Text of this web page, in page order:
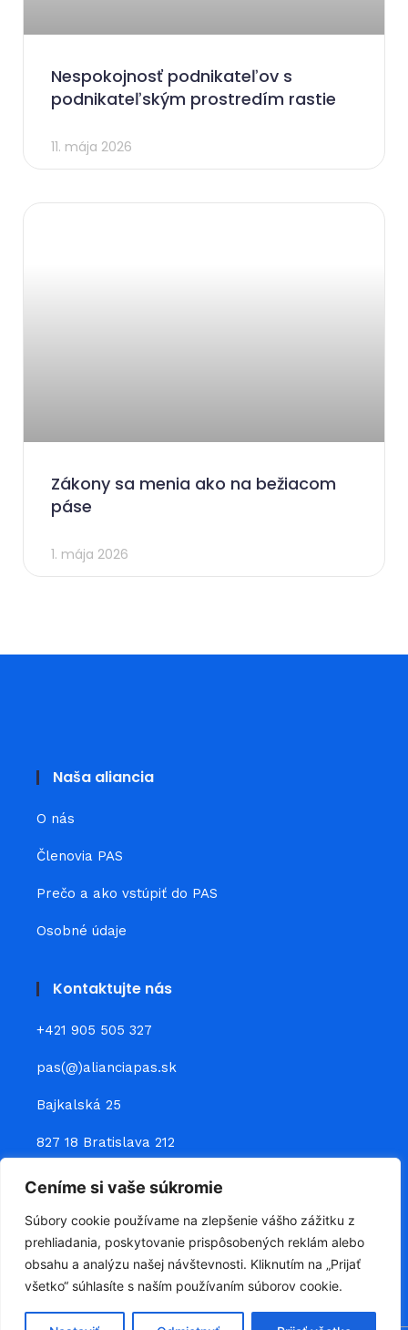
Ceníme si vaše súkromie
Súbory cookie používame na zlepšenie vášho zážitku z
prehliadania, poskytovanie prispôsobených reklám alebo
obsahu a analýzu našej návštevnosti. Kliknutím na „Prijať
všetko“ súhlasíte s naším používaním súborov cookie.
Nespokojnosť podnikateľov s
podnikateľským prostredím rastie
11. mája 2026
Zákony sa menia ako na bežiacom
páse
1. mája 2026
Naša aliancia
O nás
Členovia PAS
Prečo a ako vstúpiť do PAS
Osobné údaje
Kontaktujte nás
+421 905 505 327
pas(@)alianciapas.sk
Bajkalská 25
827 18 Bratislava 212
Prepojte sa s nami